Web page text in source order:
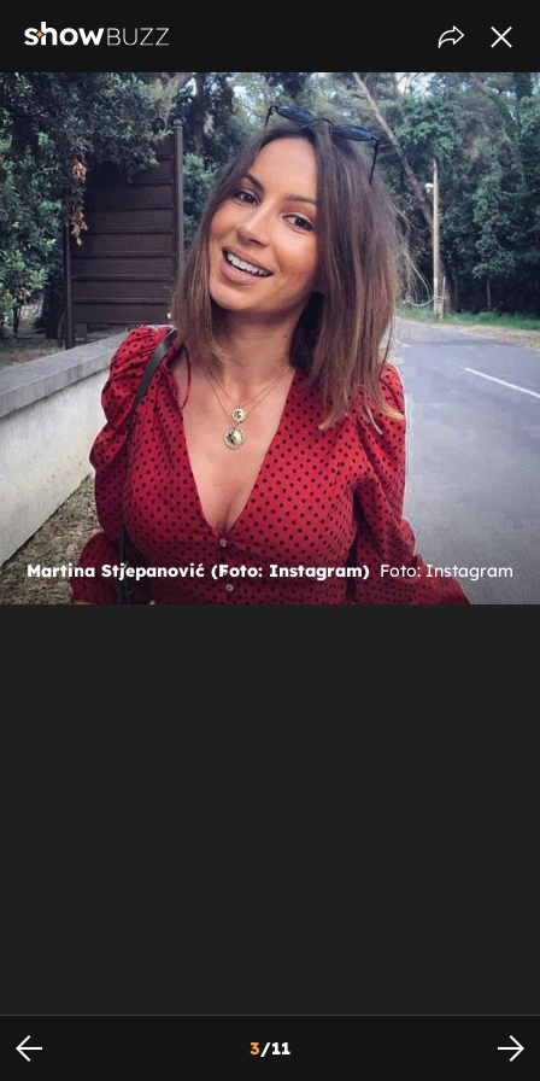
Martina Stjepanović (Foto: Instagram) Foto: Instagram
3/11